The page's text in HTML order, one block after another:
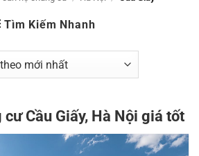
Tìm Kiếm Nhanh
Cầu Giấy, Hà Nội giá tốt